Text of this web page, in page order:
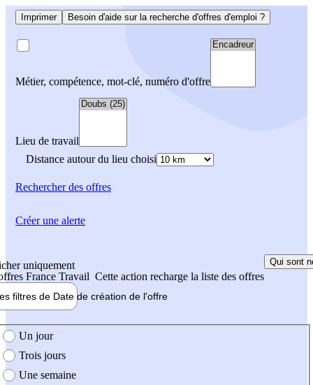
Imprimer Besoin d'aide sur la recherche d'offres d'emploi ?
Métier, compétence, mot-clé, numéro d'offre
Lieu de travail
Distance autour du lieu choisi
Rechercherdes offres
uniquement
France Travail Cette action recharge la liste des offres
Qui sont
filtres de Date de création de l'offre
création de l'offre
Un jour
Trois jours
Une semaine
Créer une alerte